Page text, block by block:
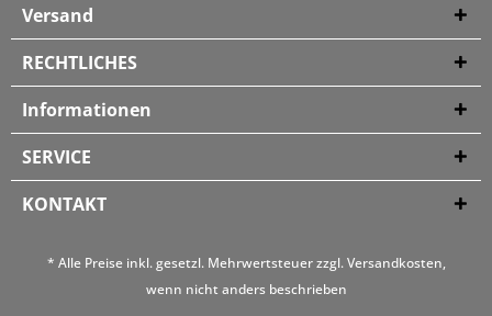
Versand
RECHTLICHES
Informationen
SERVICE
KONTAKT
* Alle Preise inkl. gesetzl. Mehrwertsteuer zzgl.Versandkosten,
wenn nicht anders beschrieben